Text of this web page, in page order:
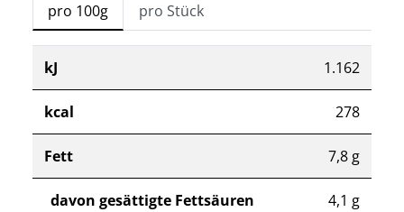
pro 100g pro Stück
kJ 1.162
kcal 278
Fett 7,8 g
davon gesättigte Fettsäuren 4,1 g